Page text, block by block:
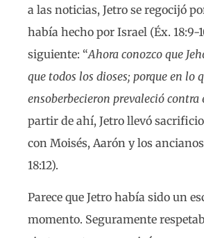
a las noticias, Jetro se regocijó
había hecho por Israel (Éx. 18:9-
siguiente: “Ahora conozco que
que todos los dioses; porque en lo
ensoberbecieron prevaleció contra
partir de ahí, Jetro llevó
con Moisés, Aarón y los
18:12).
Parece que Jetro había sido un
momento. Seguramente